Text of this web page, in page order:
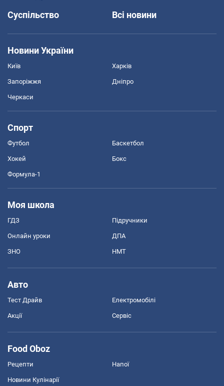
Суспільство
Всі новини
Новини України
Київ Харків
Запоріжжя Дніпро
Черкаси
Спорт
Футбол Баскетбол
Хокей Бокс
Формула-1
Моя школа
ГДЗ Підручники
Онлайн уроки ДПА
ЗНО НМТ
Авто
Тест Драйв Електромобілі
Акції Сервіс
Food Oboz
Рецепти Напої
Новини Кулінарії